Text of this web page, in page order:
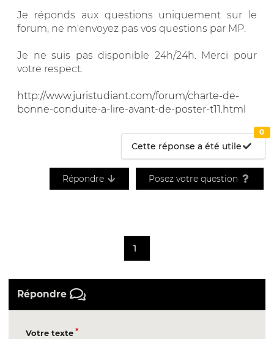
Je réponds aux questions uniquement sur le
forum, ne m'envoyez pas vos questions par MP.
Je ne suis pas disponible 24h/24h. Merci pour
votre respect.
http://www.juristudiant.com/forum/charte-de-
bonne-conduite-a-lire-avant-de-poster-t11.html
Cette réponse a été utile
0
Répondre Posez votre question
1
Répondre
Votre texte